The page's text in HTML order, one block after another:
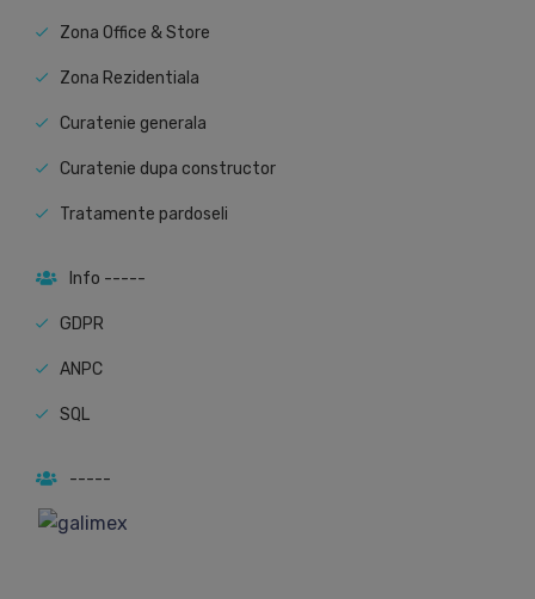
Zona Office & Store
Zona Rezidentiala
Curatenie generala
Curatenie dupa constructor
Tratamente pardoseli
Info -----
GDPR
ANPC
SQL
-----